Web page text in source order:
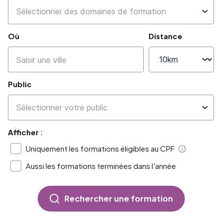
Où Distance
Public
Afficher :
Uniquement les formations éligibles au CPF
Aide
Aussi les formations terminées dans l'année
Rechercher une formation